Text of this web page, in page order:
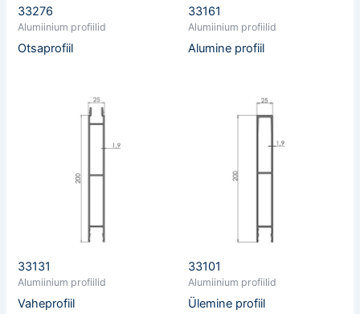
33276
Alumiinium profiilid
Otsaprofiil
33161
Alumiinium profiilid
Alumine profiil
33131
Alumiinium profiilid
Vaheprofiil
33101
Alumiinium profiilid
Ülemine profiil